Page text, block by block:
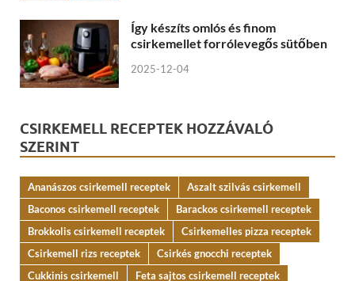
Így készíts omlós és finom
csirkemellet forrólevegős sütőben
2025-12-04
CSIRKEMELL RECEPTEK HOZZÁVALÓ
SZERINT
Ananászos csirkemell receptek
Aszalt szilvás csirkemell
Baconos csirkemell receptek
Barackos csirkemell receptek
Brokkolis csirkemell receptek
Csirkemelles pizza receptek
Csirkemell rizs receptek
Csirkés gnocchi receptek
Cukkinis csirkemell
Feta sajtos csirkemell receptek